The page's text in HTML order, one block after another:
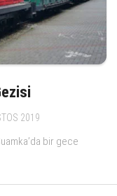
2019
bir gece